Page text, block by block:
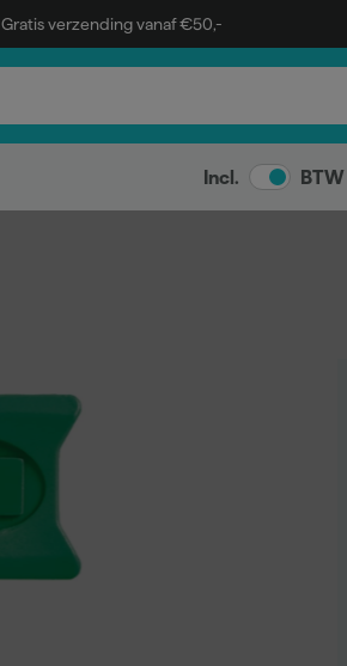
Gratis verzending vanaf €50,-
Incl. BTW